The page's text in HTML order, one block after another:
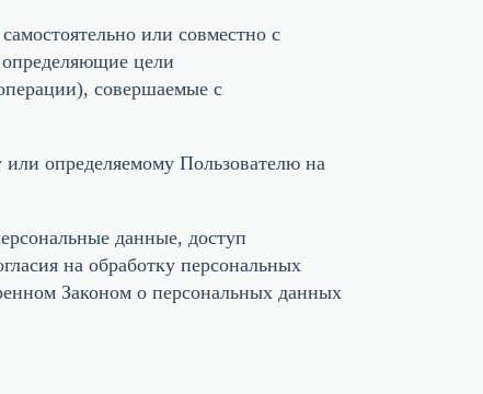
или совместно с
цели
совершаемые с
определяемому Пользователю на
данные, доступ
на обработку персональных
Законом о персональных данных